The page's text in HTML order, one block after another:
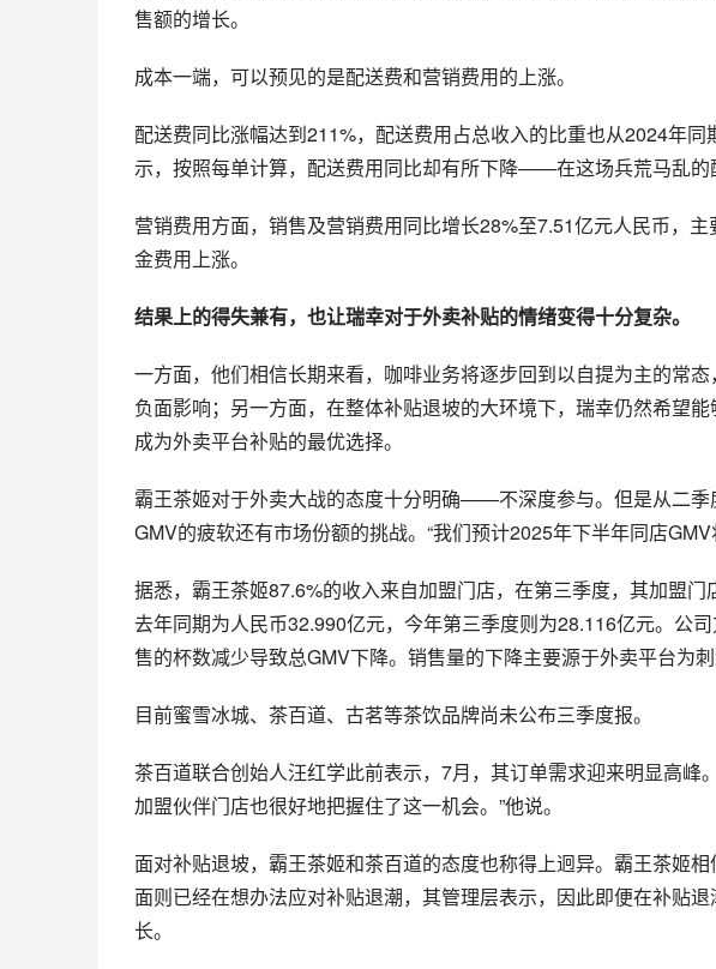
售额的增长。
成本一端，可以预见的是配送费和营销费用的上涨。
配送费同比涨幅达到211%，配送费用占总收入的比重也从2024年
示，按照每单计算，配送费用同比却有所下降——在这场兵荒马乱的
营销费用方面，销售及营销费用同比增长28%至7.51亿元人民币，
金费用上涨。
结果上的得失兼有，也让瑞幸对于外卖补贴的情绪变得十分复杂。
一方面，他们相信长期来看，咖啡业务将逐步回到以自提为主的常
负面影响；另一方面，在整体补贴退坡的大环境下，瑞幸仍然希望
成为外卖平台补贴的最优选择。
霸王茶姬对于外卖大战的态度十分明确——不深度参与。但是从二
GMV的疲软还有市场份额的挑战。“我们预计2025年下半年同店GMV
据悉，霸王茶姬87.6%的收入来自加盟门店，在第三季度，其加盟门
去年同期为人民币32.990亿元，今年第三季度则为28.116亿元。公
售的杯数减少导致总GMV下降。销售量的下降主要源于外卖平台为
目前蜜雪冰城、茶百道、古茗等茶饮品牌尚未公布三季度报。
茶百道联合创始人汪红学此前表示，7月，其订单需求迎来明显高峰
加盟伙伴门店也很好地把握住了这一机会。”他说。
面对补贴退坡，霸王茶姬和茶百道的态度也称得上迥异。霸王茶姬
面则已经在想办法应对补贴退潮，其管理层表示，因此即便在补贴
长。